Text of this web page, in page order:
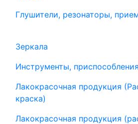
Глушители, резонаторы,
Зеркала
Инструменты,
Лакокрасочная продукция
краска)
Лакокрасочная продукция